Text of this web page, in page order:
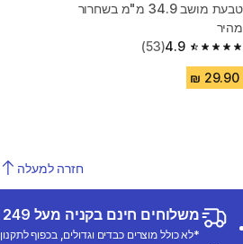
טבעת מושב 34.9 מ"מ בשחרור
מהיר
4.9
4.9 out of 5 stars from 53 reviews
(53)
חזרה למעלה
משלוחים חינם בקניה מעל 249 ש"ח
*לא כולל מוצרים כבדים וגדולים, בכפוף לתקנון